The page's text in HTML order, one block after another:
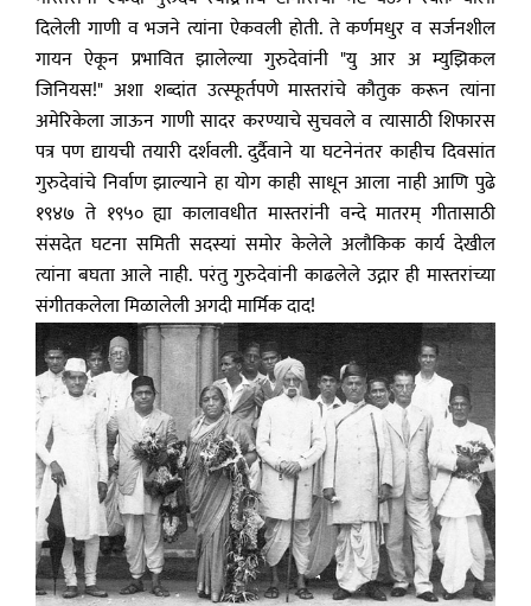
दिलेली गाणी व भजने त्यांना ऐकवली होती. ते कर्णमधुर व सर्जनशील
गायन ऐकून प्रभावित झालेल्या गुरुदेवांनी "यु आर अ म्युझिकल
जिनियस!" अशा शब्दांत उत्स्फूर्तपणे मास्तरांचे कौतुक करून त्यांना
अमेरिकेला जाऊन गाणी सादर करण्याचे सुचवले व त्यासाठी शिफारस
पत्र पण द्यायची तयारी दर्शवली. दुर्दैवाने या घटनेनंतर काहीच दिवसांत
गुरुदेवांचे निर्वाण झाल्याने हा योग काही साधून आला नाही आणि पुढे
१९४७ ते १९५० ह्या कालावधीत मास्तरांनी वन्दे मातरम् गीतासाठी
संसदेत घटना समिती सदस्यां समोर केलेले अलौकिक कार्य देखील
त्यांना बघता आले नाही. परंतु गुरुदेवांनी काढलेले उद्गार ही मास्तरांच्या
संगीतकलेला मिळालेली अगदी मार्मिक दाद!